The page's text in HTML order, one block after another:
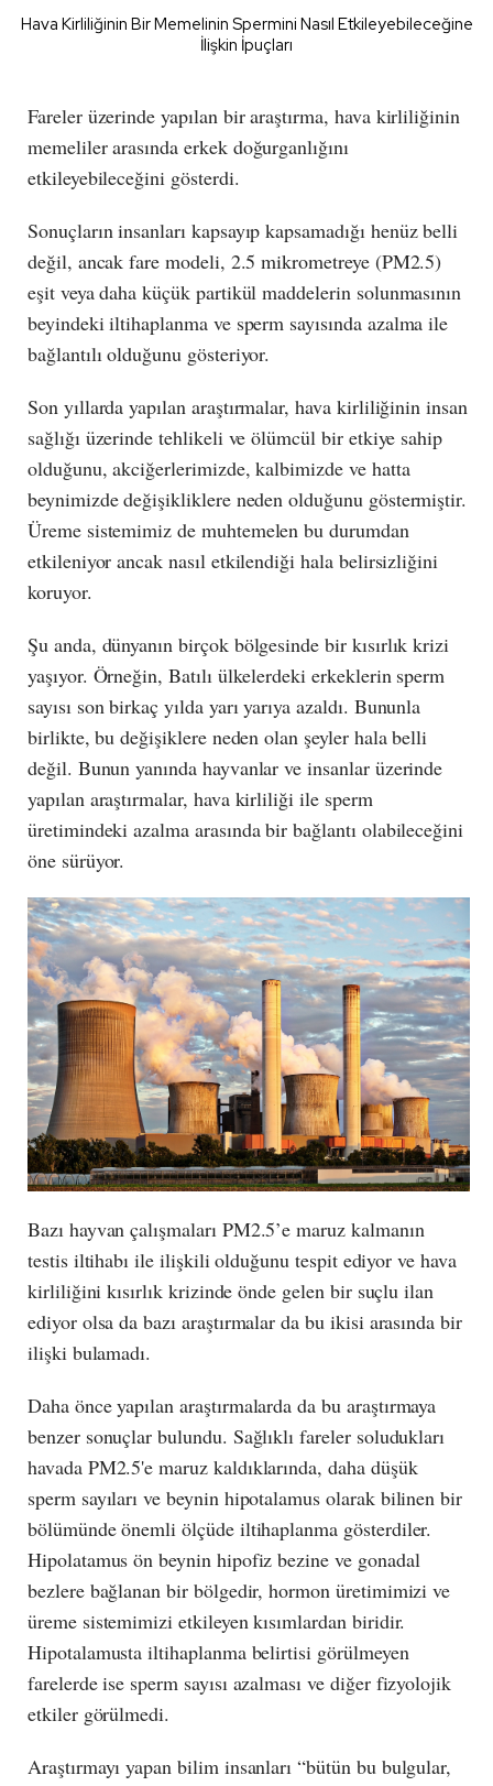
Hava Kirliliğinin Bir Memelinin Spermini Nasıl Etkileyebileceğine
İlişkin İpuçları
Fareler üzerinde yapılan bir araştırma, hava kirliliğinin
memeliler arasında erkek doğurganlığını
etkileyebileceğini gösterdi.
Sonuçların insanları kapsayıp kapsamadığı henüz belli
değil, ancak fare modeli, 2.5 mikrometreye (PM2.5)
eşit veya daha küçük partikül maddelerin solunmasının
beyindeki iltihaplanma ve sperm sayısında azalma ile
bağlantılı olduğunu gösteriyor.
Son yıllarda yapılan araştırmalar, hava kirliliğinin insan
sağlığı üzerinde tehlikeli ve ölümcül bir etkiye sahip
olduğunu, akciğerlerimizde, kalbimizde ve hatta
beynimizde değişikliklere neden olduğunu göstermiştir.
Üreme sistemimiz de muhtemelen bu durumdan
etkileniyor ancak nasıl etkilendiği hala belirsizliğini
koruyor.
Şu anda, dünyanın birçok bölgesinde bir kısırlık krizi
yaşıyor. Örneğin, Batılı ülkelerdeki erkeklerin sperm
sayısı son birkaç yılda yarı yarıya azaldı. Bununla
birlikte, bu değişiklere neden olan şeyler hala belli
değil. Bunun yanında hayvanlar ve insanlar üzerinde
yapılan araştırmalar, hava kirliliği ile sperm
üretimindeki azalma arasında bir bağlantı olabileceğini
öne sürüyor.
Bazı hayvan çalışmaları PM2.5’e maruz kalmanın
testis iltihabı ile ilişkili olduğunu tespit ediyor ve hava
kirliliğini kısırlık krizinde önde gelen bir suçlu ilan
ediyor olsa da bazı araştırmalar da bu ikisi arasında bir
ilişki bulamadı.
Daha önce yapılan araştırmalarda da bu araştırmaya
benzer sonuçlar bulundu. Sağlıklı fareler soludukları
havada PM2.5'e maruz kaldıklarında, daha düşük
sperm sayıları ve beynin hipotalamus olarak bilinen bir
bölümünde önemli ölçüde iltihaplanma gösterdiler.
Hipolatamus ön beynin hipofiz bezine ve gonadal
bezlere bağlanan bir bölgedir, hormon üretimimizi ve
üreme sistemimizi etkileyen kısımlardan biridir.
Hipotalamusta iltihaplanma belirtisi görülmeyen
farelerde ise sperm sayısı azalması ve diğer fizyolojik
etkiler görülmedi.
Araştırmayı yapan bilim insanları “bütün bu bulgular,